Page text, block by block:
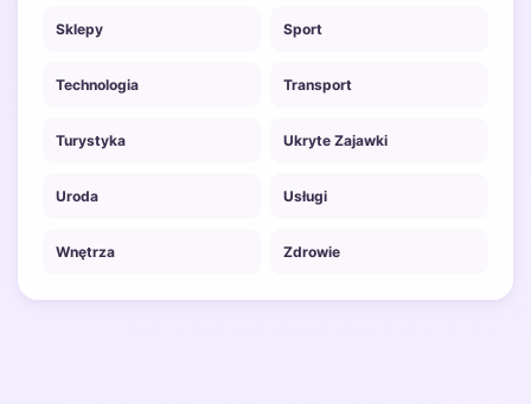
Sklepy Sport
Technologia Transport
Turystyka Ukryte Zajawki
Uroda Usługi
Wnętrza Zdrowie